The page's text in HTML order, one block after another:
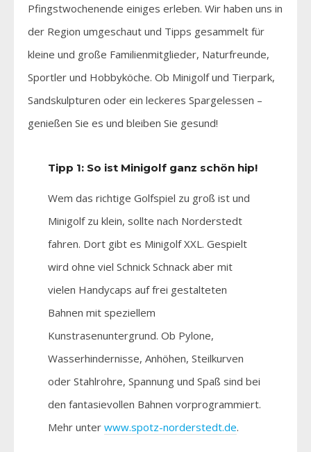
Pfingstwochenende einiges erleben. Wir haben uns in
der Region umgeschaut und Tipps gesammelt für
kleine und große Familienmitglieder, Naturfreunde,
Sportler und Hobbyköche. Ob Minigolf und Tierpark,
Sandskulpturen oder ein leckeres Spargelessen –
genießen Sie es und bleiben Sie gesund!
Tipp 1: So ist Minigolf ganz schön hip!
Wem das richtige Golfspiel zu groß ist und
Minigolf zu klein, sollte nach Norderstedt
fahren. Dort gibt es Minigolf XXL. Gespielt
wird ohne viel Schnick Schnack aber mit
vielen Handycaps auf frei gestalteten
Bahnen mit speziellem
Kunstrasenuntergrund. Ob Pylone,
Wasserhindernisse, Anhöhen, Steilkurven
oder Stahlrohre, Spannung und Spaß sind bei
den fantasievollen Bahnen vorprogrammiert.
Mehr unterwww.spotz-norderstedt.de.